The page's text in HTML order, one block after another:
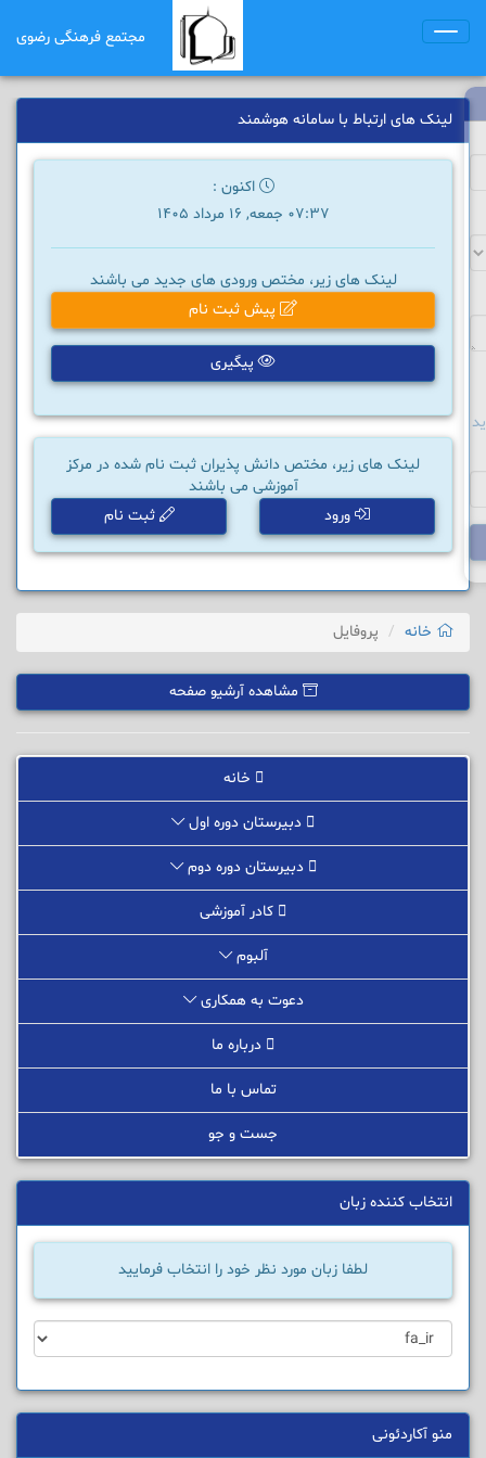
Toggle
مجتمع فرهنگی رضوی
لینک های ارتباط با سامانه هوشمند
اکنون :
07:37 جمعه, 16 مرداد 1405
لینک های زیر، مختص ورودی های جدید می باشند
پیش ثبت نام
پیگیری
لینک های زیر، مختص دانش پذیران ثبت نام شده در مرکز
آموزشی می باشند
ورود
ثبت نام
خانه پروفایل
مشاهده آرشیو صفحه
خانه
دبیرستان دوره اول
دبیرستان دوره دوم
کادر آموزشی
آلبوم
دعوت به همکاری
درباره ما
تماس با ما
جست و جو
انتخاب کننده زبان
لطفا زبان مورد نظر خود را انتخاب فرمایید
منو آکاردئونی